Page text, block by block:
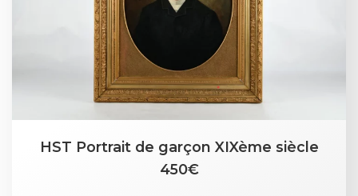
HST Portrait de garçon XIXème siècle
450€